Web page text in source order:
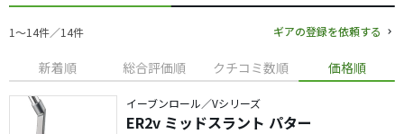
1〜14件／14件 ギアの登録を依頼する
新着順 総合評価順 クチコミ数順 価格順
イーブンロール／Vシリーズ
ER2v ミッドスラント パター